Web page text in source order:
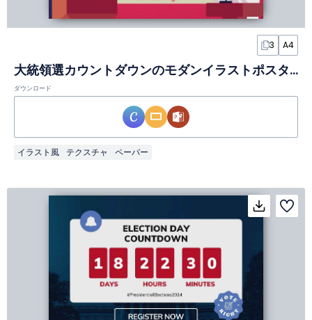
3 A4
大統領選カウントダウンのモダンイラストポスター
ダウンロード
イラスト風 テクスチャ ペーパー